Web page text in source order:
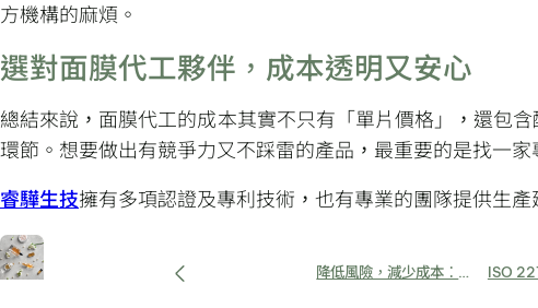
方機構的麻煩。
選對面膜代工夥伴，成本透明又安心
總結來說，面膜代工的成本其實不只有「單片價格」，還包
環節。想要做出有競爭力又不踩雷的產品，最重要的是找一家
睿驊生技擁有多項認證及專利技術，也有專業的團隊提供生
降低風險，減少成本：少
ISO